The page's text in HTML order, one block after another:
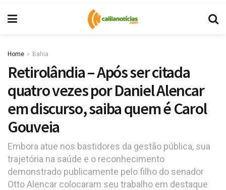
Home Bahia
Retirolândia – Após ser citada
quatro vezes por Daniel Alencar
em discurso, saiba quem é Carol
Gouveia
Embora atue nos bastidores da gestão pública, sua
trajetória na saúde e o reconhecimento
demonstrado publicamente pelo filho do senador
Otto Alencar colocaram seu trabalho em destaque